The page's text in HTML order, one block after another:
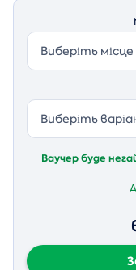
Виберіть
Виберіть
Ваучер буде